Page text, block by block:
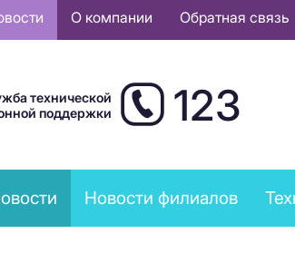
О компании Обратная связь
технической
поддержки
123
Новости филиалов